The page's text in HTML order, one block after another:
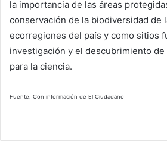
la importancia de las áreas
conservación de la biodiversidad de
ecorregiones del país y como sitios
investigación y el descubrimiento
para la ciencia.
Fuente: Con información de El Ciudadano